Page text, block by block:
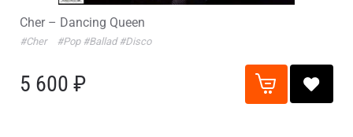
Cher – Dancing Queen
#Cher #Pop #Ballad #Disco
5 600 ₽